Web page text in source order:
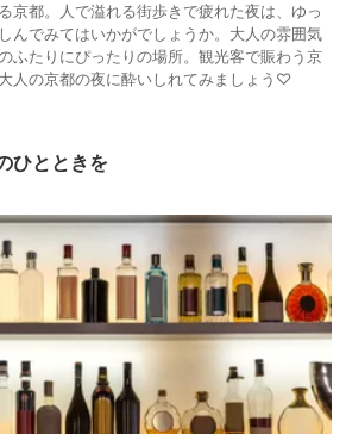
京都。人で溢れる街歩きで疲れた夜は、ゆっ
んでみてはいかがでしょうか。大人の雰囲気
ふたりにぴったりの場所。観光客で賑わう京
人の京都の夜に酔いしれてみましょう♡
ひとときを